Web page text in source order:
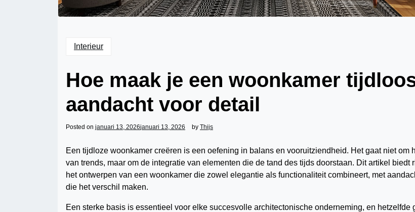
Interieur
Hoe maak je een woonkamer
aandacht voor detail
Posted on januari 13, 2026januari 13, 2026 by Thijs
Een tijdloze woonkamer creëren is een oefening in balans en vooruitziendheid. Het gaat niet om
van trends, maar om de integratie van elementen die de tand des tijds doorstaan. Dit artikel biedt
het ontwerpen van een woonkamer die zowel elegantie als functionaliteit combineert, met
die het verschil maken.
Een sterke basis is essentieel voor elke succesvolle architectonische onderneming, en hetzelfde